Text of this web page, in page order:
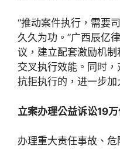
“推动案件执行，需要
久久为功。”广西辰亿
议，建立配套激励机
交叉执行效能。同时，
抗拒执行的，进一步加
立案办理公益诉讼19
办理重大责任事故、